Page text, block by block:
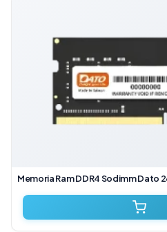
Memoria Ram DDR4 Sodimm Dato